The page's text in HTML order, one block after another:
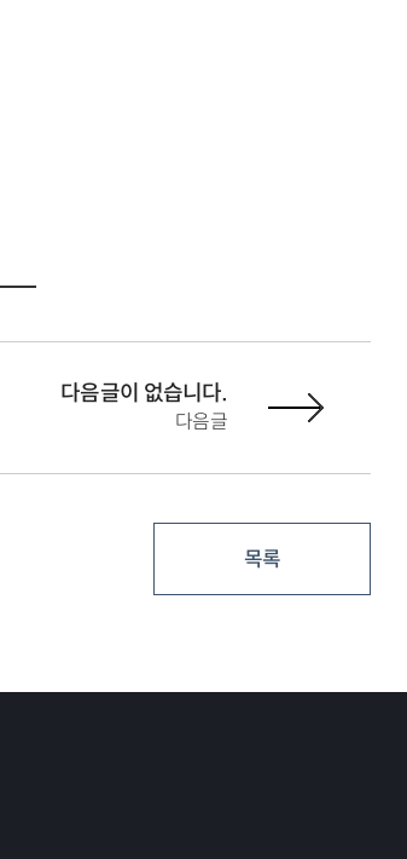
다음글
다음글이 없습니다.
목록